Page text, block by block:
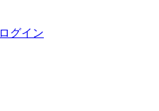
ログイン